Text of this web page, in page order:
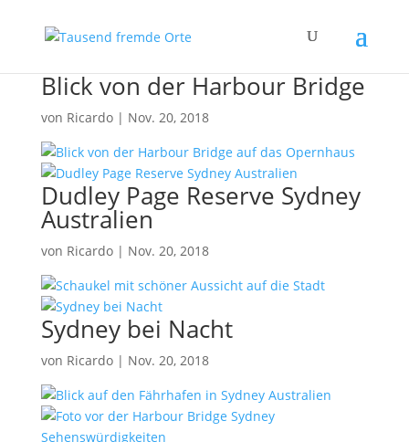
Blick von der Harbour Bridge
von Ricardo| Nov. 20, 2018
Dudley Page Reserve Sydney
Australien
von Ricardo| Nov. 20, 2018
Sydney bei Nacht
von Ricardo| Nov. 20, 2018